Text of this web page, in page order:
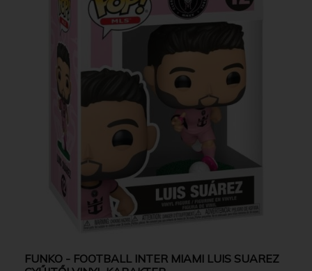
FUNKO - FOOTBALL INTER MIAMI LUIS SUAREZ